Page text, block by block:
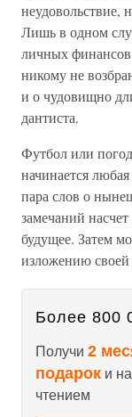
неудовольствие,
Лишь в одном
личных
никому не
и о чудовищно
дантиста.
Футбол или
начинается
пара слов о
замечаний
будущее. Затем
изложению своей
Более 800
Получи 2
подарок и
чтением